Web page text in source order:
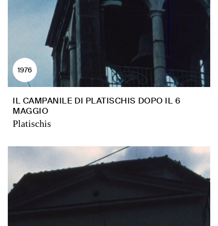
1976
IL CAMPANILE DI PLATISCHIS DOPO IL 6
MAGGIO
Platischis